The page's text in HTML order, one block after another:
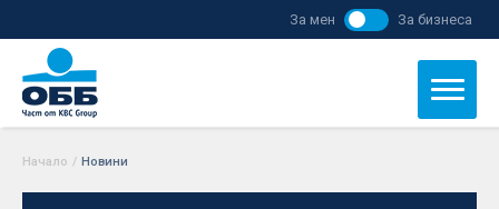
За мен За бизнеса
Начало / Новини